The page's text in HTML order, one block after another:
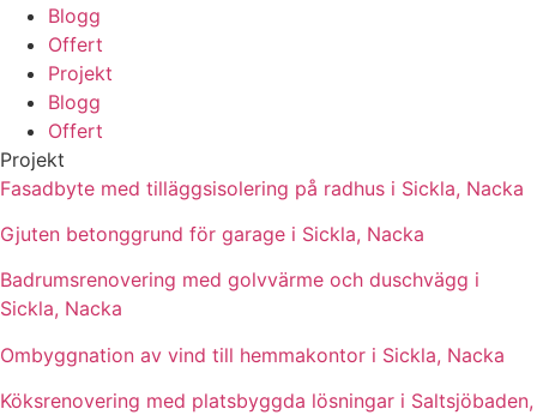
Blogg
Offert
Projekt
Blogg
Offert
Projekt
Fasadbyte med tilläggsisolering på radhus i Sickla, Nacka
Gjuten betonggrund för garage i Sickla, Nacka
Badrumsrenovering med golvvärme och duschvägg i
Sickla, Nacka
Ombyggnation av vind till hemmakontor i Sickla, Nacka
Köksrenovering med platsbyggda lösningar i Saltsjöbaden,